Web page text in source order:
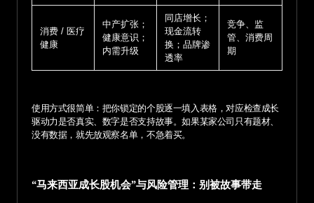
消费 / 医疗
健康
中产扩张；
健康意识；
内需升级
同店增长；
现金流转
换；品牌渗
透率
竞争、监
管、消费周
期
使用方式很简单：把你锁定的个股逐一填入表格，对应检查成长
驱动力是否真实、数字是否支持故事。如果某家公司只有题材、
没有数据，就先放观察名单，不急着买。
“马来西亚成长股机会”与风险管理：别被故事带走